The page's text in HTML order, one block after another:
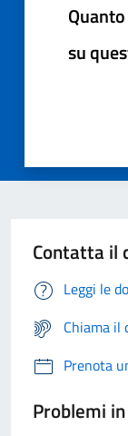
su
Contatta il
Leggi le
Chiama il
Prenota
Problemi